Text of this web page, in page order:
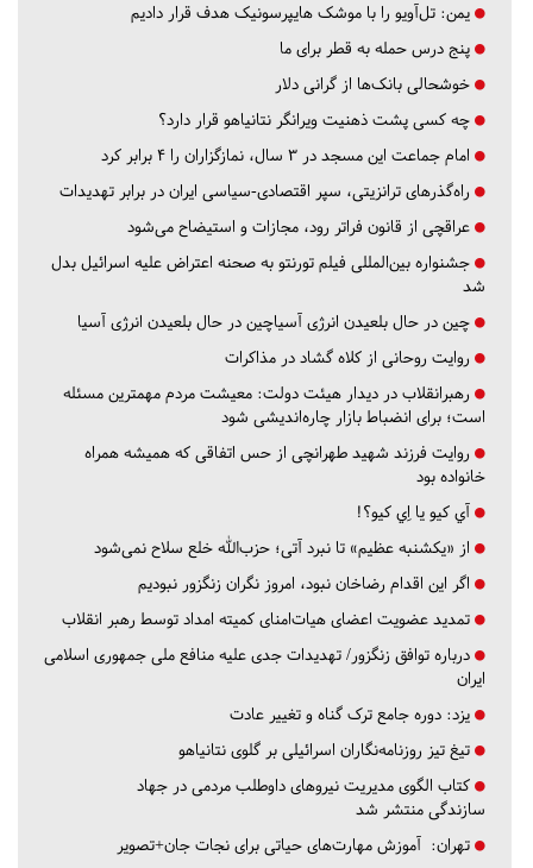
یمن: تل‌آویو را با موشک هایپرسونیک هدف قرار دادیم
پنج درس‌ حمله به قطر برای ما
خوشحالی بانک‌ها از گرانی دلار
چه کسی پشت ذهنیت ویرانگر نتانیاهو قرار دارد؟
امام جماعت این مسجد در ۳ سال، نمازگزاران را ۴ برابر کرد
راه‌گذرهای ترانزیتی، سپر اقتصادی-سیاسی ایران در برابر تهدیدات
عراقچی از قانون فراتر رود، مجازات و استیضاح می‌شود
جشنواره بین‌المللی فیلم تورنتو به صحنه اعتراض علیه اسرائیل بدل
شد
چین در حال بلعیدن انرژی آسیاچین در حال بلعیدن انرژی آسیا
روایت روحانی از کلاه گشاد در مذاکرات
رهبرانقلاب در دیدار هیئت دولت: معیشت مردم مهمترین مسئله
است؛ برای انضباط بازار چاره‌اندیشی شود
روایت فرزند شهید طهرانچی از حس اتفاقی که همیشه همراه
خانواده بود
آي كيو يا اِي كيو؟!
از «یکشنبه عظیم» تا نبرد آتی؛ حزب‌الله خلع سلاح نمی‌شود
اگر این اقدام رضاخان نبود، امروز نگران زنگزور نبودیم
تمدید عضویت اعضای هیات‌امنای کمیته امداد توسط رهبر انقلاب
درباره توافق زنگزور/ تهدیدات جدی علیه منافع ملی جمهوری اسلامی
ایران
یزد: دوره جامع ترک گناه و تغییر عادت
تیغ تیز روزنامه‌نگاران اسرائیلی بر گلوی نتانیاهو
کتاب الگوی مدیریت نیروهای داوطلب مردمی در جهاد
سازندگی منتشر شد
تهران: آموزش مهارت‌های حیاتی برای نجات جان+تصویر